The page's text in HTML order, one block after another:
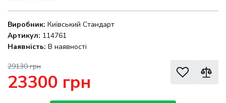
Виробник: Київський Стандарт
Артикул: 114761
Наявність: В наявності
29130 грн
23300 грн